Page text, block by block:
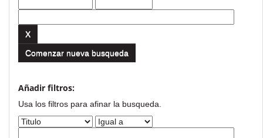
Comenzar nueva busqueda
Añadir filtros:
Usa los filtros para afinar la busqueda.